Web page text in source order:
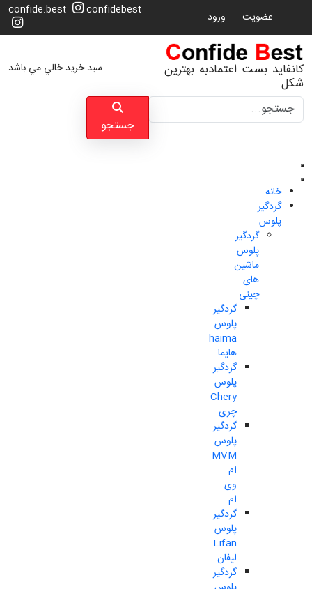
عضویت ورود confide.best confidebest
کانفاید بست اعتمادبه بهترین
شکل
جستجو
جستجو
سبد خرید خالي مي باشد
خانه
گردگیر
پلوس
گردگیر
پلوس
ماشین
های
چینی
گردگیر
پلوس
haima
هایما
گردگیر
پلوس
Chery
چری
گردگیر
پلوس
MVM
ام
وی
ام
گردگیر
پلوس
Lifan
لیفان
گردگیر